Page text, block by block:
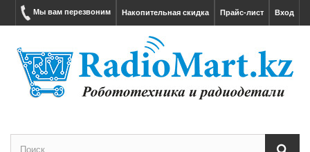
Вход
Прайс-лист
Накопительная скидка
Мы вам перезвоним